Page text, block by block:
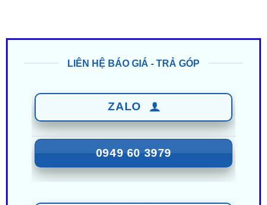
0949 60 3979